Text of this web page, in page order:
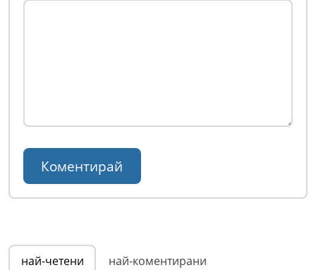
най-четени най-коментирани